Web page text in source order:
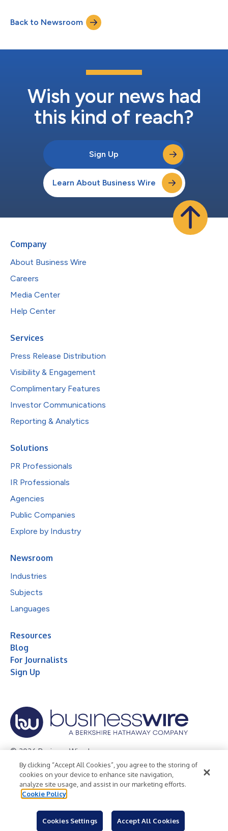
dinámicas de Europa, con unos ingresos que alcanzarán
aproximadamente los 5,8 mil millones de euros en 2025. No se
trata de un mercado centraliz...
Back to Newsroom
Wish your news had
this kind of reach?
Sign Up
Learn About Business Wire
Company
About Business Wire
Careers
Media Center
Help Center
Services
Press Release Distribution
Visibility & Engagement
Complimentary Features
Investor Communications
Reporting & Analytics
Solutions
PR Professionals
IR Professionals
Agencies
Public Companies
Explore by Industry
Newsroom
Industries
Subjects
Languages
Resources
Blog
For Journalists
Sign Up
© 2026 Business Wire, Inc.
Privacy Policy Cookie Policy
Accessibility Statement
Terms of Use
Legal
By clicking “Accept All Cookies”, you agree to the storing of
cookies on your device to enhance site navigation,
analyze site usage, and assist in our marketing efforts.
Cookie Policy
Cookies Settings Accept All Cookies